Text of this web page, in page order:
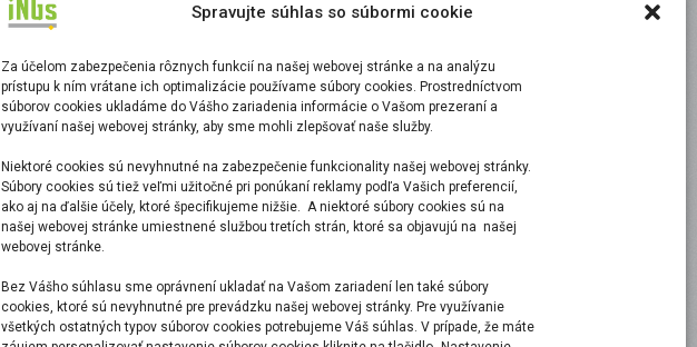
Spravujte súhlas so súbormi cookie
Za účelom zabezpečenia rôznych funkcií na našej webovej stránke a na analýzu
prístupu k ním vrátane ich optimalizácie používame súbory cookies. Prostredníctvom
súborov cookies ukladáme do Vášho zariadenia informácie o Vašom prezeraní a
využívaní našej webovej stránky, aby sme mohli zlepšovať naše služby.
Niektoré cookies sú nevyhnutné na zabezpečenie funkcionality našej webovej stránky.
Súbory cookies sú tiež veľmi užitočné pri ponúkaní reklamy podľa Vašich preferencií,
ako aj na ďalšie účely, ktoré špecifikujeme nižšie. A niektoré súbory cookies sú na
našej webovej stránke umiestnené službou tretích strán, ktoré sa objavujú na našej
webovej stránke.
Bez Vášho súhlasu sme oprávnení ukladať na Vašom zariadení len také súbory
cookies, ktoré sú nevyhnutné pre prevádzku našej webovej stránky. Pre využívanie
všetkých ostatných typov súborov cookies potrebujeme Váš súhlas. V prípade, že máte
Read More
iNGs Info Deň 2023
Ďakujeme všetkým účastníkom tohtoročných iNGs Info
Dní. Veríme, že bol pre Vás obsah prínosný a tešíme sa
opäť o rok! […]